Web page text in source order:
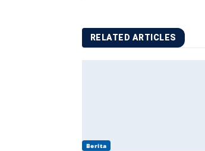
RELATED ARTICLES
Berita